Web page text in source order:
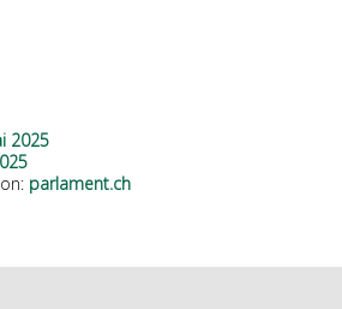
2025
parlament.ch